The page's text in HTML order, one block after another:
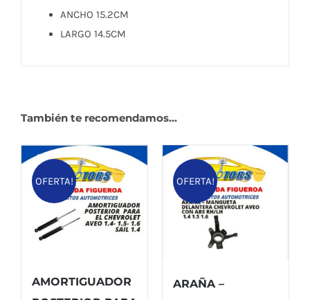
ANCHO 15.2CM
LARGO 14.5CM
También te recomendamos…
OFERTA!
AMORTIGUADOR
OFERTA!
ARAÑA –